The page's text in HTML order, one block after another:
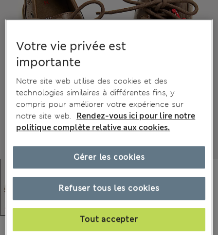
€36,00-€42,00
Votre vie privée est
importante
Notre site web utilise des cookies et des
technologies similaires à différentes fins, y
compris pour améliorer votre expérience sur
notre site web.
Rendez-vous ici pour lire notre
politique complète relative aux cookies.
Refuser tous les cookies
Tout accepter
Gérer les cookies